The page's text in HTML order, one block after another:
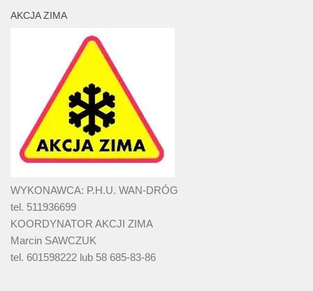
AKCJA ZIMA
WYKONAWCA: P.H.U. WAN-DRÓG
tel. 511936699
KOORDYNATOR AKCJI ZIMA
Marcin SAWCZUK
tel. 601598222 lub 58 685-83-86